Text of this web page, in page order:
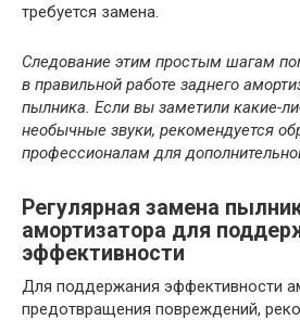
требуется замена.
Следование этим простым шагам
в правильной работе заднего
пылника. Если вы заметили какие-
необычные звуки, рекомендуется
профессионалам для
Регулярная замена
амортизатора для
эффективности
Для поддержания эффективности
предотвращения повреждений,